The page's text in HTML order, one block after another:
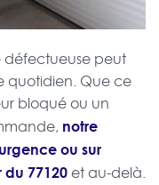
peut
quotidien. Que ce
bloqué ou un
notre
ou sur
77120 et au-delà.